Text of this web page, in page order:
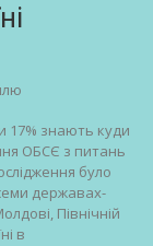
17% знають куди
ОБСЄ з питань
було
державах-
Північній
в